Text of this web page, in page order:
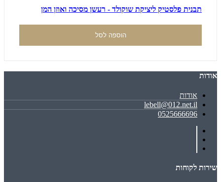
תבנית פלסטיק ליציקת שוקולד - רעשן מסיכה ואוזן המן
הוספה לסל
אודות
אודות
lebell@012.net.il
0525666696
שירות לקוחות